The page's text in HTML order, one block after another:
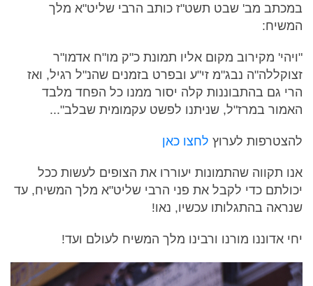
במכתב מב' שבט תשט"ז כותב הרבי שליט"א מלך
המשיח:
"ויהי' מקירוב מקום אליו תמונת כ"ק מו"ח אדמו"ר
זצוקללה"ה נבג"מ זי"ע ובפרט בזמנים שהנ"ל רגיל, ואז
הרי גם בהתבוננות קלה יסור ממנו כל הפחד מלבד
האמור במרז"ל, שניתנו לפשט עקמומית שבלב"...
להצטרפות לערוץ לחצו כאן
אנו תקווה שהתמונות יעוררו את הצופים לעשות ככל
יכולתם כדי לקבל את פני הרבי שליט"א מלך המשיח, עד
שנראה בהתגלותו עכשיו, נאו!
יחי אדוננו מורנו ורבינו מלך המשיח לעולם ועד!